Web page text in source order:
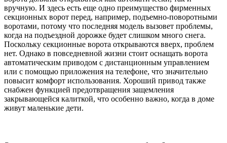
вручную. И здесь есть еще одно преимущество фирменных
секционных ворот перед, например, подъемно-поворотными
воротами, потому что последняя модель вызовет проблемы,
когда на подъездной дорожке будет слишком много снега.
Поскольку секционные ворота открываются вверх, проблем
нет. Однако в повседневной жизни стоит оснащать ворота
автоматическим приводом с дистанционным управлением
или с помощью приложения на телефоне, что значительно
повысит комфорт использования. Хороший привод также
снабжен функцией предотвращения защемления
закрывающейся калиткой, что особенно важно, когда в доме
живут маленькие дети.